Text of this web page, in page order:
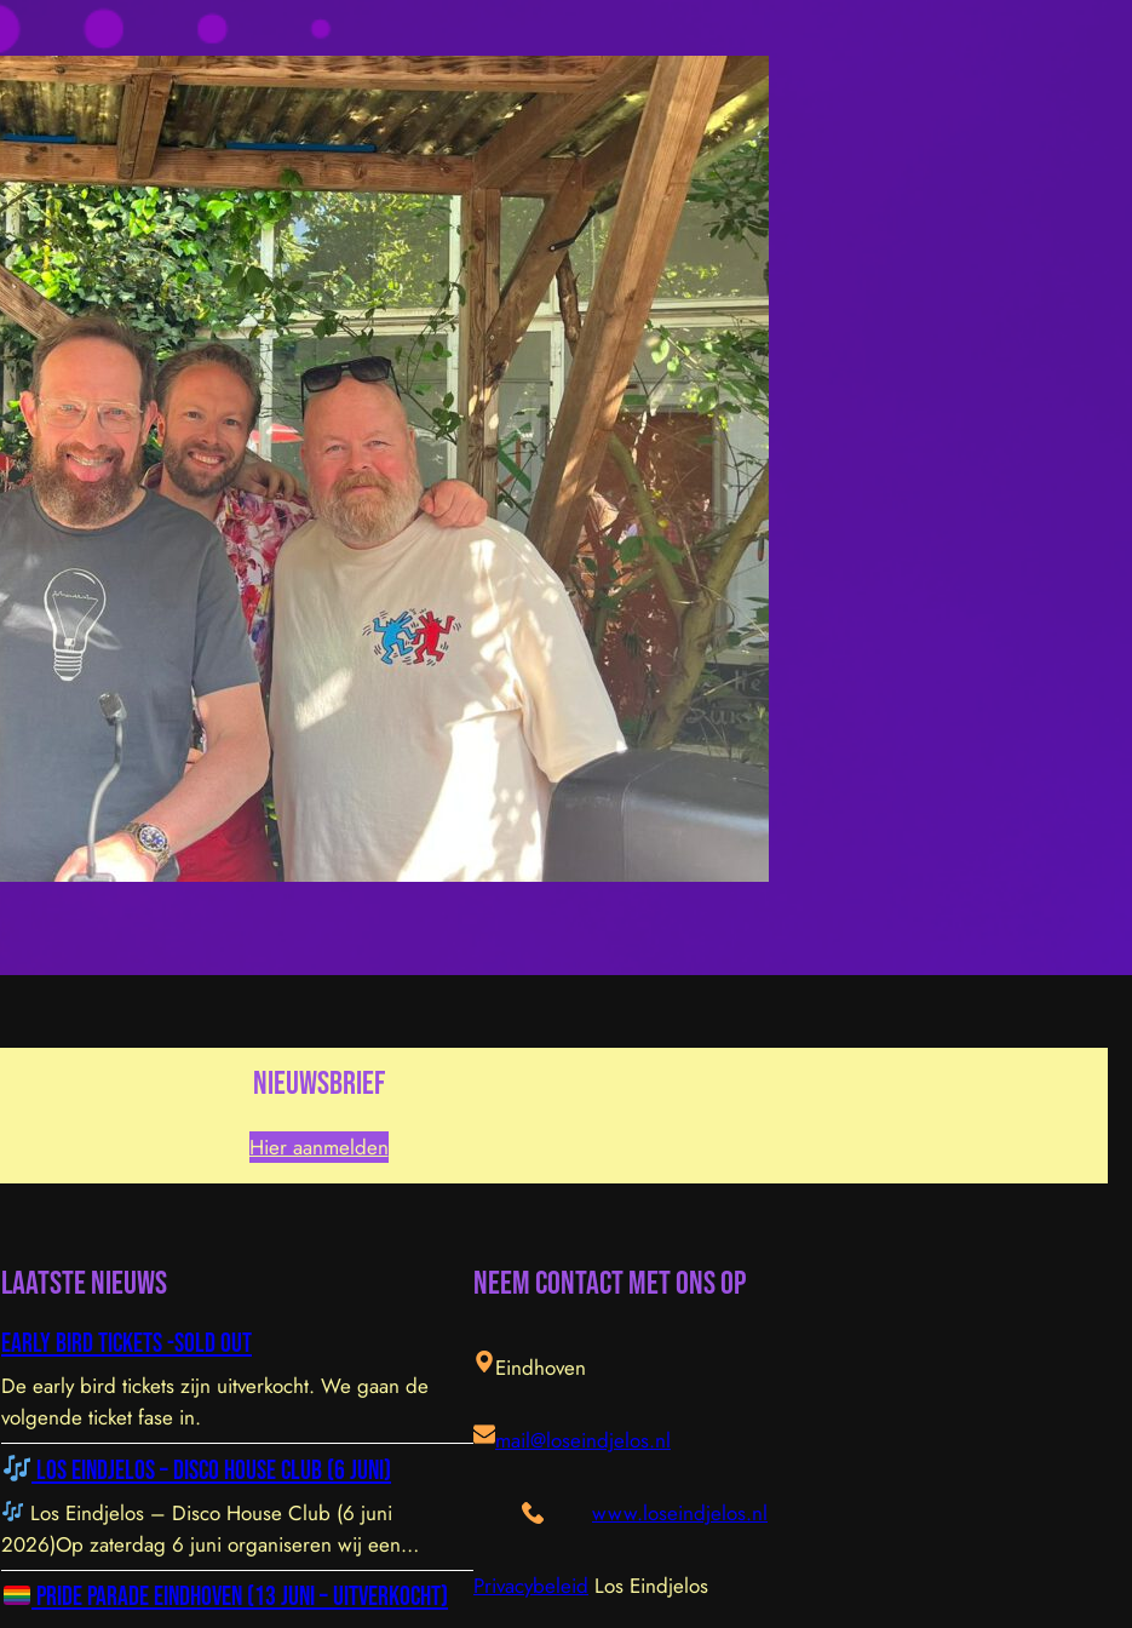
nieuwsbrief
Hier aanmelden
Laatste nieuws
Early bird tickets -sold out
De early bird tickets zijn uitverkocht. We gaan de
volgende ticket fase in.
Los Eindjelos – Disco House Club (6 juni)
Los Eindjelos – Disco House Club (6 juni
2026)Op zaterdag 6 juni organiseren wij een
exclusieve clubavond van 20:30 tot 01:30 in een
sfeervolle, intieme locatie aan de Hofstraat 85b in
Pride Parade Eindhoven (13 juni – UITVERKOCHT)
Neem contact met ons op
Eindhoven
mail@loseindjelos.nl
www.loseindjelos.nl
Privacybeleid Los Eindjelos